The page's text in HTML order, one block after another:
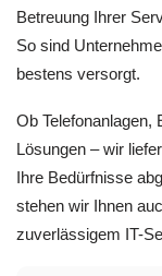
Betreuung Ihrer
So sind
bestens versorgt.
Ob Telefonanlagen,
Lösungen – wir
Ihre Bedürfnisse
stehen wir Ihnen
zuverlässigem IT-